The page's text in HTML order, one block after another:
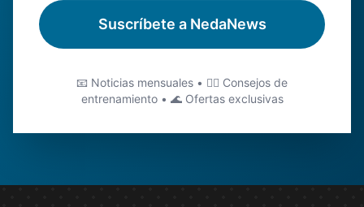
Suscríbete a NedaNews
📧 Noticias mensuales • 🏊‍♂️ Consejos de
entrenamiento • 🌊 Ofertas exclusivas